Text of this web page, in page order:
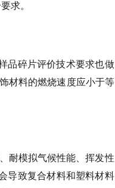
求。
品碎片评价技术要求也做
材料的燃烧速度应小于等
耐模拟气候性能、挥发性
导致复合材料和塑料材料